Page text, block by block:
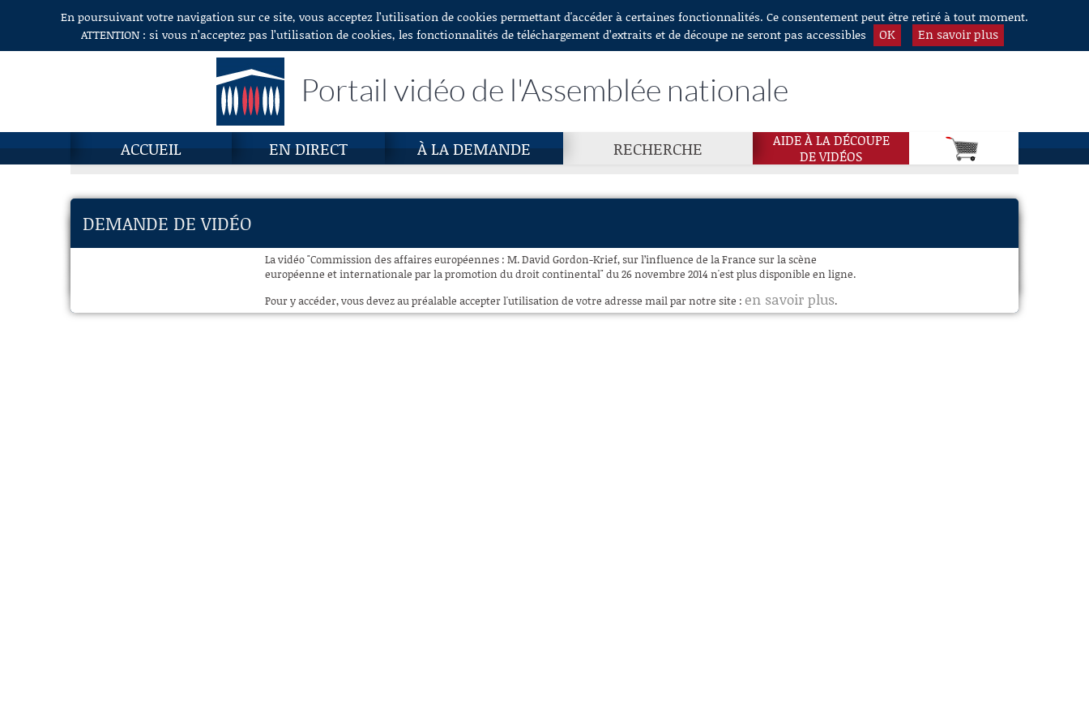
Aller au contenuEn poursuivant votre navigation sur ce site, vous acceptez l’utilisation de cookies permettant d'accéder à certaines fonctionnalités. Ce consentement peut être retiré à tout moment.
ATTENTION : si vous n’acceptez pas l’utilisation de cookies, les fonctionnalités de téléchargement d’extraits et de découpe ne seront pas accessibles
OK En savoir plus
Portail vidéo de l'Assemblée nationale
ACCUEIL EN DIRECT À LA DEMANDE RECHERCHE
AIDE À LA DÉCOUPE
DE VIDÉOS
DEMANDE DE VIDÉO
La vidéo "Commission des affaires européennes : M. David Gordon-Krief, sur l’influence de la France sur la scène
européenne et internationale par la promotion du droit continental" du 26 novembre 2014 n'est plus disponible en ligne.
Pour y accéder, vous devez au préalable accepter l'utilisation de votre adresse mail par notre site : en savoir plus.